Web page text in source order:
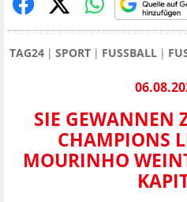
TAG24 SPORT FUSSBALL
SIE GEWANNEN
CHAMPIONS
MOURINHO